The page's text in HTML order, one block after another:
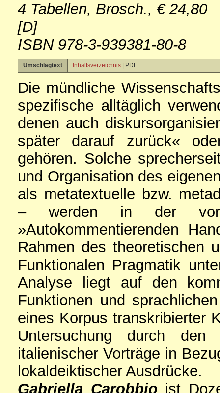
4 Tabellen, Brosch., € 24,80
[D]
ISBN 978-3-939381-80-8
Umschlagtext Inhaltsverzeichnis | PDF
Die mündliche
spezifische alltäglich
denen auch
später darauf zurück«
gehören. Solche
und Organisation des
als metatextuelle bzw.
– werden in der
»Autokommentierenden
Rahmen des theoretischen
Funktionalen Pragmatik
Analyse liegt auf den
Funktionen und
eines Korpus transkribierter
Untersuchung durch den
italienischer Vorträge in
lokaldeiktischer Ausdrücke.
Gabriella Carobbio ist